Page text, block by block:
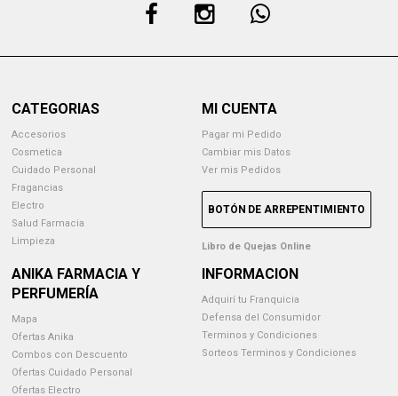
CATEGORIAS
Accesorios
Cosmetica
Cuidado Personal
Fragancias
Electro
Salud Farmacia
Limpieza
MI CUENTA
Pagar mi Pedido
Cambiar mis Datos
Ver mis Pedidos
BOTÓN DE ARREPENTIMIENTO
Libro de Quejas Online
ANIKA FARMACIA Y
PERFUMERÍA
Mapa
Ofertas Anika
Combos con Descuento
Ofertas Cuidado Personal
Ofertas Electro
INFORMACION
Adquirí tu Franquicia
Defensa del Consumidor
Terminos y Condiciones
Sorteos Terminos y Condiciones